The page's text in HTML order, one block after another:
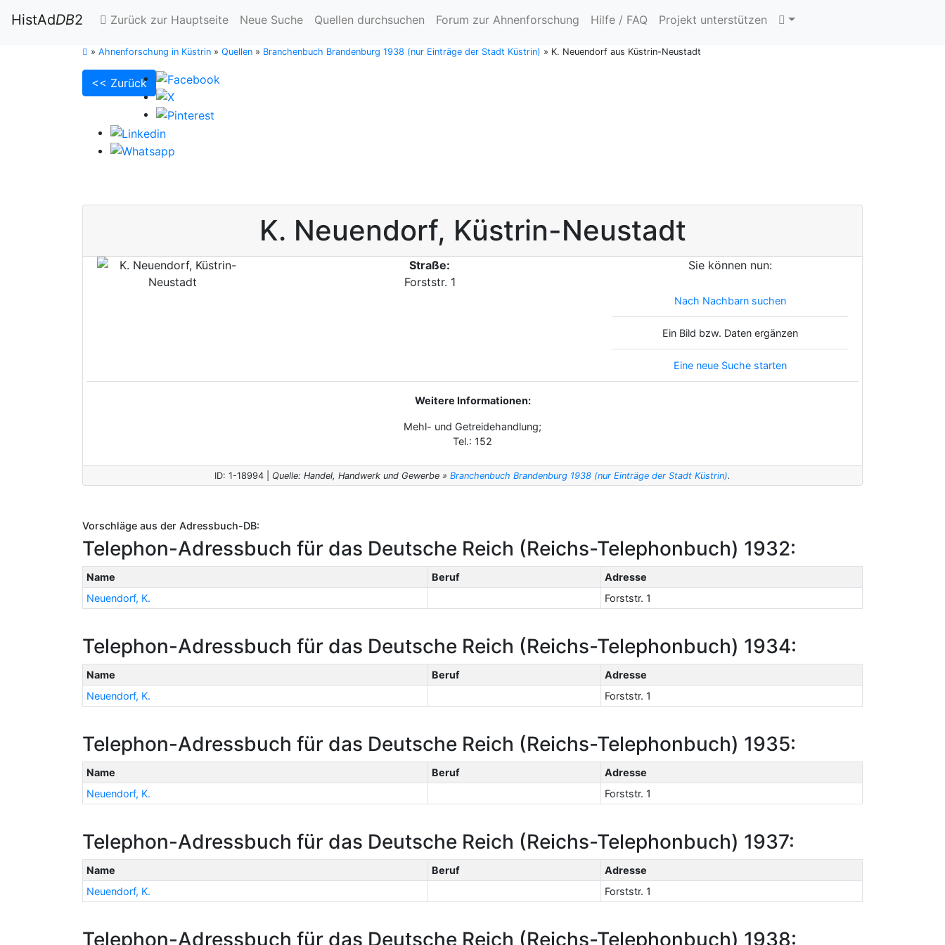
HistAdDB2 Zurück zur Hauptseite Neue Suche Quellen durchsuchen Forum zur Ahnenforschung Hilfe / FAQ Projekt unterstützen
» Ahnenforschung in Küstrin » Quellen » Branchenbuch Brandenburg 1938 (nur Einträge der Stadt Küstrin) » K. Neuendorf aus Küstrin-Neustadt
<< Zurück
K. Neuendorf, Küstrin-Neustadt
Straße:
Forststr. 1
Sie können nun:
Nach Nachbarn suchen
Ein Bild bzw. Daten ergänzen
Eine neue Suche starten
Weitere Informationen:
Mehl- und Getreidehandlung;
Tel.: 152
ID: 1-18994 | Quelle: Handel, Handwerk und Gewerbe » Branchenbuch Brandenburg 1938 (nur Einträge der Stadt Küstrin).
Vorschläge aus der Adressbuch-DB:
Telephon-Adressbuch für das Deutsche Reich (Reichs-Telephonbuch) 1932:
Name Beruf
Adresse
Neuendorf, K.
Forststr. 1
Telephon-Adressbuch für das Deutsche Reich (Reichs-Telephonbuch) 1934:
Name Beruf
Adresse
Neuendorf, K.
Forststr. 1
Telephon-Adressbuch für das Deutsche Reich (Reichs-Telephonbuch) 1935:
Name Beruf
Adresse
Neuendorf, K.
Forststr. 1
Telephon-Adressbuch für das Deutsche Reich (Reichs-Telephonbuch) 1937:
Name Beruf
Adresse
Neuendorf, K.
Forststr. 1
Telephon-Adressbuch für das Deutsche Reich (Reichs-Telephonbuch) 1938: